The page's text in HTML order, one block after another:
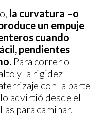
la curvatura –o
un empuje
cuando
pendientes
Para correr o
y la rigidez
con la parte
advirtió desde el
para caminar.